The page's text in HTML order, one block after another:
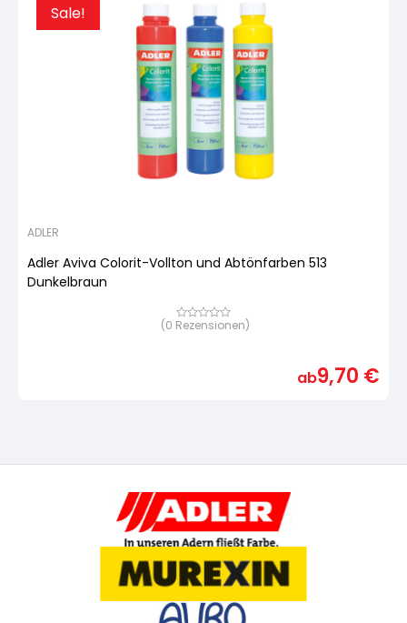
Sale!
ADLER
Adler Aviva Colorit-Vollton und Abtönfarben 513
Dunkelbraun
Bewertet
(0 Rezensionen)
ab9,70 €